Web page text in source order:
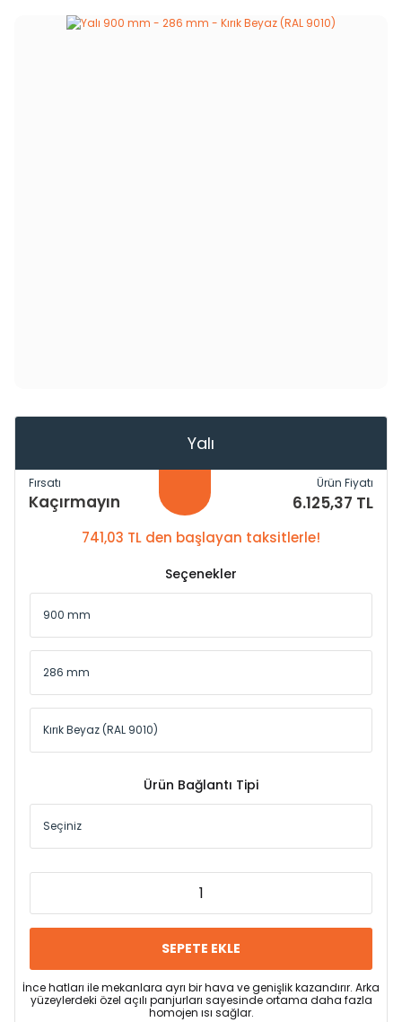
Yalı
Fırsatı
Kaçırmayın
Ürün Fiyatı
6.125,37 TL
741,03 TL den başlayan taksitlerle!
Seçenekler
Ürün Bağlantı Tipi
SEPETE EKLE
İnce hatları ile mekanlara ayrı bir hava ve genişlik kazandırır. Arka
yüzeylerdeki özel açılı panjurları sayesinde ortama daha fazla
homojen ısı sağlar.